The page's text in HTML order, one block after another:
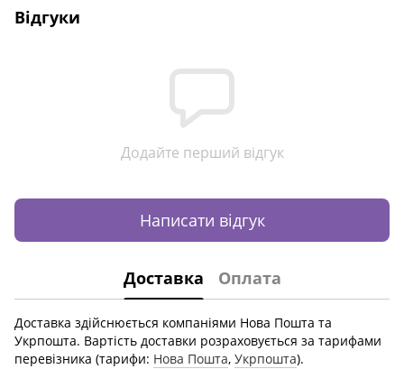
Відгуки
Додайте перший відгук
Написати відгук
Доставка Оплата
Доставка здійснюється компаніями Нова Пошта та
Укрпошта. Вартість доставки розраховується за тарифами
перевізника (тарифи: Нова Пошта, Укрпошта).